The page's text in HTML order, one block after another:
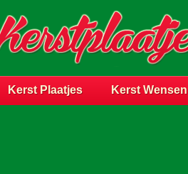
Kerst Plaatjes Kerst Wensen